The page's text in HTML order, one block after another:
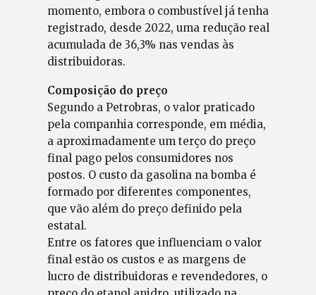
momento, embora o combustível já tenha
registrado, desde 2022, uma redução real
acumulada de 36,3% nas vendas às
distribuidoras.
Composição do preço
Segundo a Petrobras, o valor praticado
pela companhia corresponde, em média,
a aproximadamente um terço do preço
final pago pelos consumidores nos
postos. O custo da gasolina na bomba é
formado por diferentes componentes,
que vão além do preço definido pela
estatal.
Entre os fatores que influenciam o valor
final estão os custos e as margens de
lucro de distribuidoras e revendedores, o